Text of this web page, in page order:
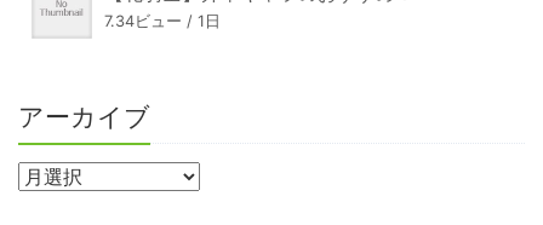
7.34ビュー / 1日
アーカイブ